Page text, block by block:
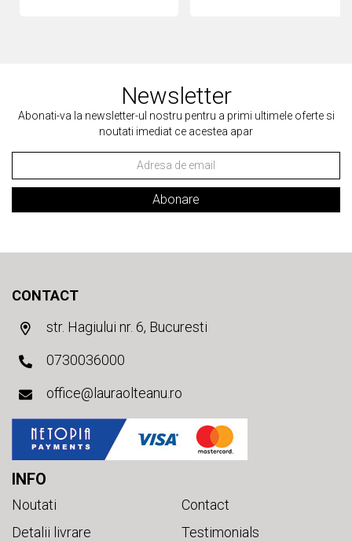
Newsletter
Abonati-va la newsletter-ul nostru pentru a primi ultimele oferte si
noutati imediat ce acestea apar
Abonare
CONTACT
str. Hagiului nr. 6, Bucuresti
0730036000
office@lauraolteanu.ro
INFO
Noutati
Detalii livrare
Contact
Testimonials